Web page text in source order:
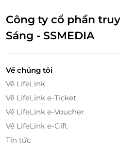
Nằm trong chuỗi "Chương
Công ty cổ phần
Sáng - SSMEDIA
Về chúng tôi
Về LifeLink
Về LifeLink e-Ticket
Về LifeLink e-Voucher
Về LifeLink e-Gift
Tin tức